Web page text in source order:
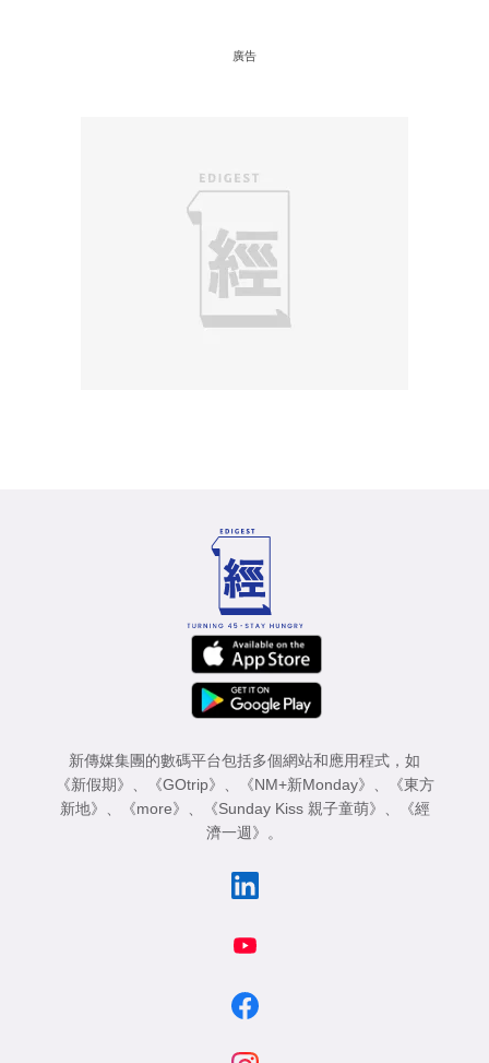
廣告
新傳媒集團的數碼平台包括多個網站和應用程式，如
《新假期》
《GOtrip》 《NM+新Monday》
《東方
新地》
《more》 《Sunday Kiss 親子童萌》
《經
濟一週》
。